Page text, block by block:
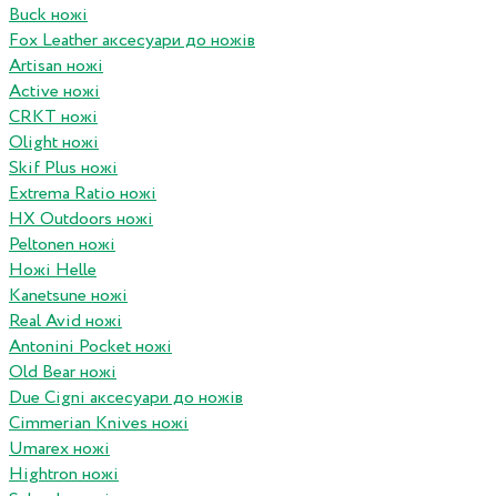
Buck ножі
Fox Leather аксесуари до ножів
Artisan ножі
Active ножі
CRKT ножі
Olight ножі
Skif Plus ножі
Extrema Ratio ножі
HX Outdoors ножі
Peltonen ножі
Ножі Helle
Kanetsune ножі
Real Avid ножі
Antonini Pocket ножі
Old Bear ножі
Due Cigni аксесуари до ножів
Cimmerian Knives ножі
Umarex ножі
Hightron ножі